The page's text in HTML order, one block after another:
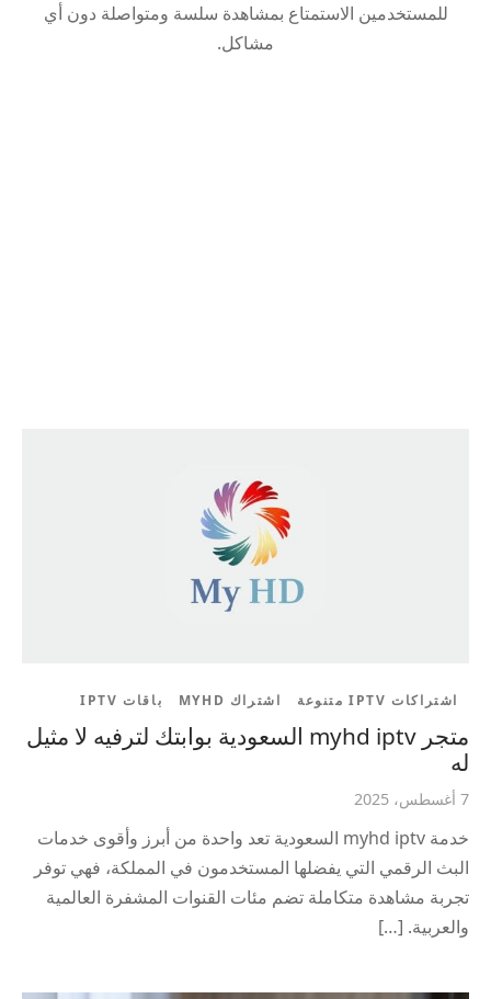
للمستخدمين الاستمتاع بمشاهدة سلسة ومتواصلة دون أي
مشاكل.
اشتراكات IPTV متنوعة اشتراك MYHD باقات IPTV
متجر myhd iptv السعودية بوابتك لترفيه لا مثيل
له
7 أغسطس، 2025
خدمة myhd iptv السعودية تعد واحدة من أبرز وأقوى خدمات
البث الرقمي التي يفضلها المستخدمون في المملكة، فهي توفر
تجربة مشاهدة متكاملة تضم مئات القنوات المشفرة العالمية
والعربية. […]